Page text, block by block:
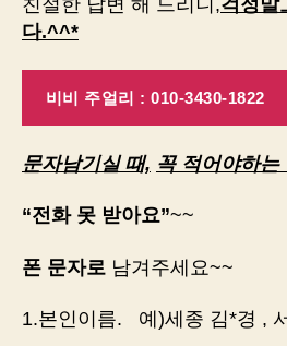
다.^^*
비비 주얼리 : 010-3430-1822
문자남기실 때, 꼭 적어야하는
“전화 못 받아요”~~
폰 문자로 남겨주세요~~
1.본인이름. 예)세종 김*경 ,